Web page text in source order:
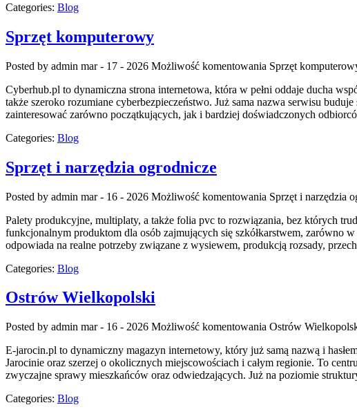
Categories: Blog
Sprzęt komputerowy
Posted by admin mar - 17 - 2026 Możliwość komentowania Sprzęt
Cyberhub.pl to dynamiczna strona internetowa, która w pełni oddaje ducha
także szeroko rozumiane cyberbezpieczeństwo. Już sama nazwa serwisu
zainteresować zarówno początkujących, jak i bardziej doświadczonych
Categories: Blog
Sprzęt i narzędzia ogrodnicze
Posted by admin mar - 16 - 2026 Możliwość komentowania Sprzęt i narzędzia
Palety produkcyjne, multiplaty, a także folia pvc to rozwiązania, bez których
funkcjonalnym produktom dla osób zajmujących się szkółkarstwem, zarówno
odpowiada na realne potrzeby związane z wysiewem, produkcją rozsady,
Categories: Blog
Ostrów Wielkopolski
Posted by admin mar - 16 - 2026 Możliwość komentowania Ostrów
E-jarocin.pl to dynamiczny magazyn internetowy, który już samą nazwą i
Jarocinie oraz szerzej o okolicznych miejscowościach i całym regionie. To
zwyczajne sprawy mieszkańców oraz odwiedzających. Już na poziomie
Categories: Blog